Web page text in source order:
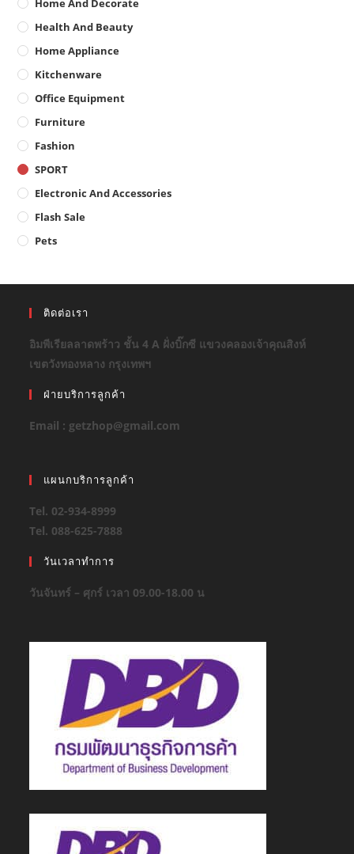
Home And Decorate
Health And Beauty
Home Appliance
Kitchenware
Office Equipment
Furniture
Fashion
SPORT
Electronic And Accessories
Flash Sale
Pets
ติดต่อเรา
อิมพีเรียลลาดพร้าว ชั้น 4 A ฝั่งบิ๊กซี แขวงคลองเจ้าคุณสิงห์
เขตวังทองหลาง กรุงเทพฯ
ฝ่ายบริการลูกค้า
Email : getzhop@gmail.com
แผนกบริการลูกค้า
Tel. 02-934-8999
Tel. 088-625-7888
วันเวลาทำการ
วันจันทร์ – ศุกร์ เวลา 09.00-18.00 น